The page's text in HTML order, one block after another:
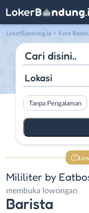
LokerBandung.id > Kota
Lokasi
Tanpa Pengalaman
Mililiter by
membuka lowongan
Barista